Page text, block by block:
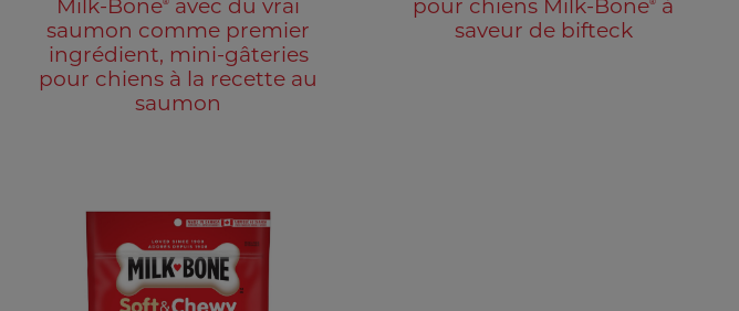
Milk-Bone®
avec du vrai
saumon comme premier
ingrédient, mini-gâteries
pour chiens à la recette au
saumon
pour chiens Milk-Bone®
à
saveur de bifteck